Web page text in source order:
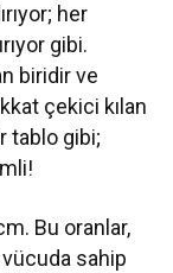
her
gibi.
biridir ve
çekici kılan
tablo gibi;
Bu oranlar,
sahip